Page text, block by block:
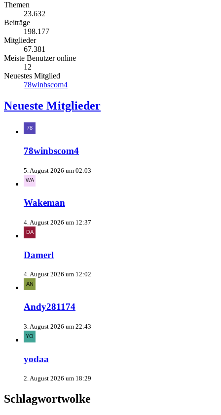
Themen
23.632
Beiträge
198.177
Mitglieder
67.381
Meiste Benutzer online
12
Neuestes Mitglied
78winbscom4
Neueste Mitglieder
78winbscom4
5. August 2026 um 02:03
Wakeman
4. August 2026 um 12:37
Damerl
4. August 2026 um 12:02
Andy281174
3. August 2026 um 22:43
yodaa
2. August 2026 um 18:29
Schlagwortwolke